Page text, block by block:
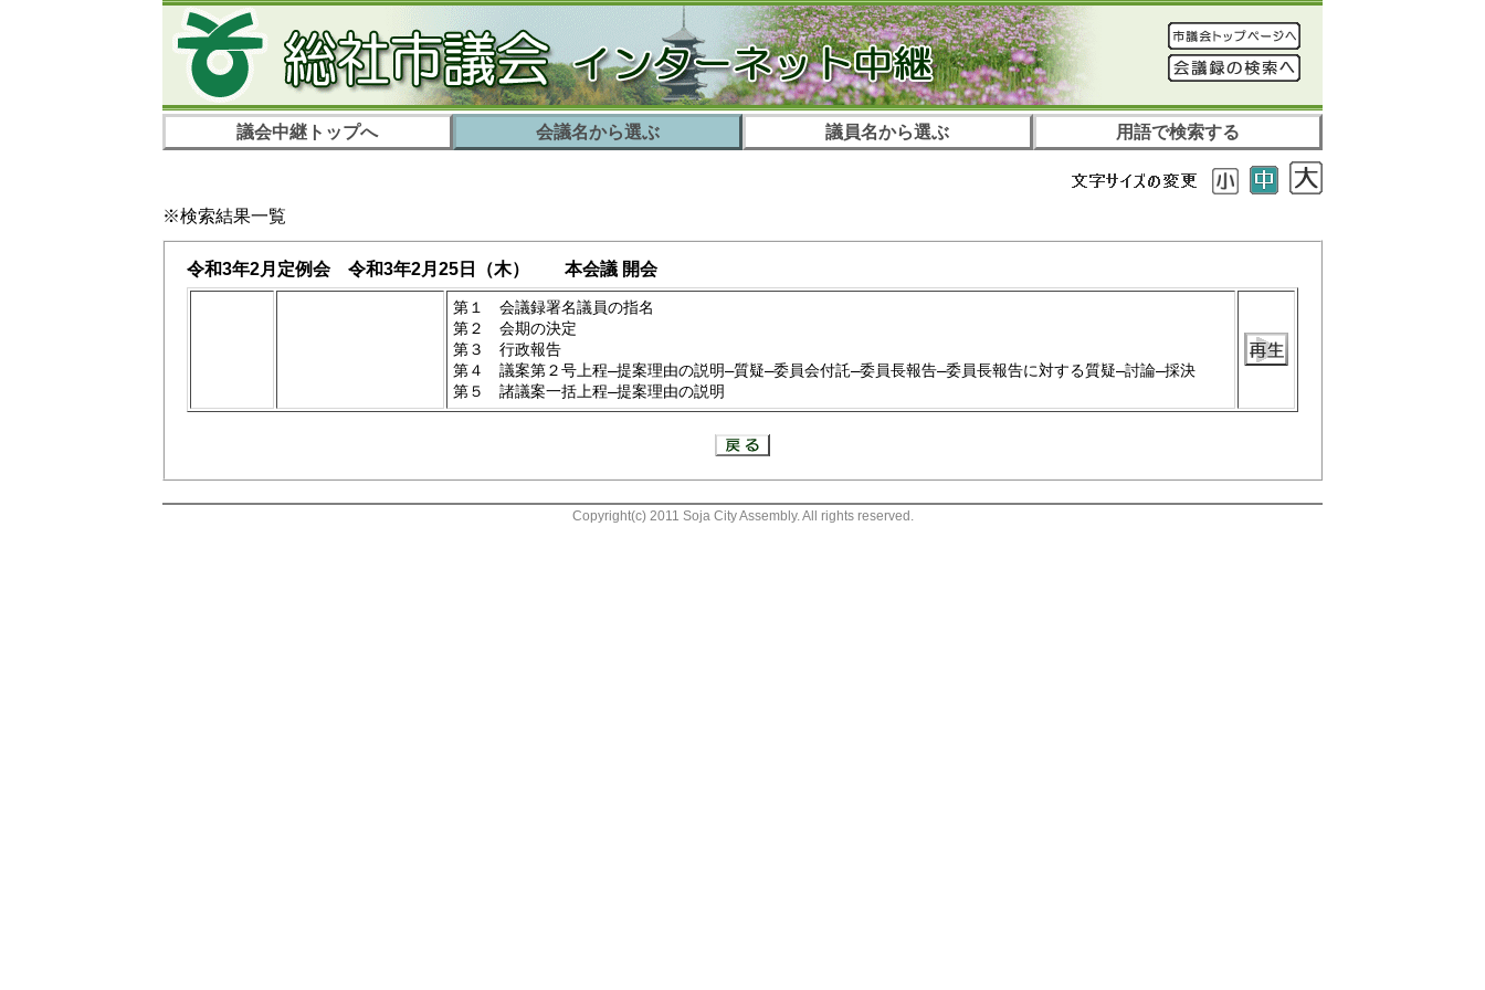
議会中継トップへ 会議名から選ぶ 議員名から選ぶ 用語で検索する
※検索結果一覧
令和3年2月定例会 令和3年2月25日 （木） 本会議 開会
第１ 会議録署名議員の指名
第２ 会期の決定
第３ 行政報告
第４ 議案第２号上程―提案理由の説明―質疑―委員会付託―委員長報告―委員長報告に対する質疑―討論―採決
第５ 諸議案一括上程―提案理由の説明
Copyright(c) 2011 Soja City Assembly. All rights reserved.